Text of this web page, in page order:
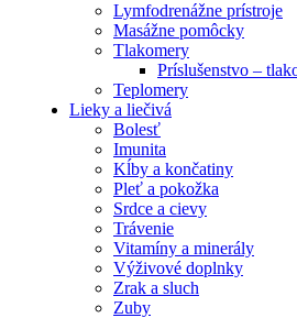
Lymfodrenážne prístroje
Masážne pomôcky
Tlakomery
Príslušenstvo –
Teplomery
Lieky a liečivá
Bolesť
Imunita
Kĺby a končatiny
Pleť a pokožka
Srdce a cievy
Trávenie
Vitamíny a minerály
Výživové doplnky
Zrak a sluch
Zuby